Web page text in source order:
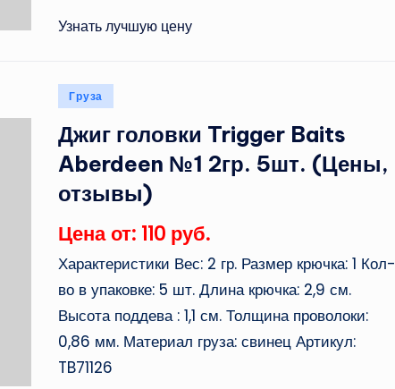
Узнать лучшую цену
Опубликовано
Груза
Джиг головки Trigger Baits
Aberdeen №1 2гр. 5шт. (Цены,
отзывы)
Цена от: 110 руб.
Характеристики Вес: 2 гр. Размер крючка: 1 Кол-
во в упаковке: 5 шт. Длина крючка: 2,9 см.
Высота поддева : 1,1 см. Толщина проволоки:
0,86 мм. Материал груза: свинец Артикул:
TB71126